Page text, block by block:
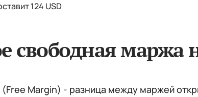
124 USD
свободная
Margin) - разница между маржей